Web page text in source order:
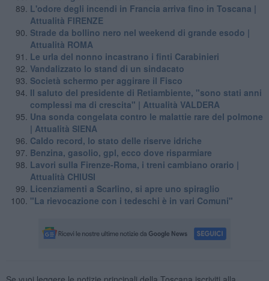
L'odore degli incendi in Francia arriva fino in Toscana |
Attualità FIRENZE
Strade da bollino nero nel weekend di grande esodo |
Attualità ROMA
Le urla del nonno incastrano i finti Carabinieri
Vandalizzato lo stand di un sindacato
Società schermo per aggirare il Fisco
Il saluto del presidente di Retiambiente, "sono stati anni
complessi ma di crescita" | Attualità VALDERA
Una sonda congelata contro le malattie rare del polmone
| Attualità SIENA
Caldo record, lo stato delle riserve idriche
Benzina, gasolio, gpl, ecco dove risparmiare
Lavori sulla Firenze-Roma, i treni cambiano orario |
Attualità CHIUSI
Licenziamenti a Scarlino, si apre uno spiraglio
"La rievocazione con i tedeschi è in vari Comuni"